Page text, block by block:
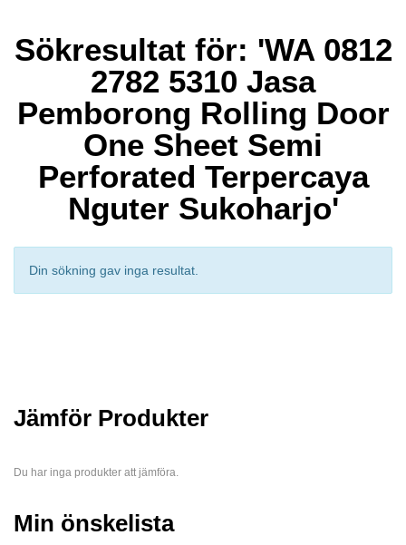
Sökresultat för: 'WA 0812
2782 5310 Jasa
Pemborong Rolling Door
One Sheet Semi
Perforated Terpercaya
Nguter Sukoharjo'
Din sökning gav inga resultat.
Jämför Produkter
Du har inga produkter att jämföra.
Min önskelista